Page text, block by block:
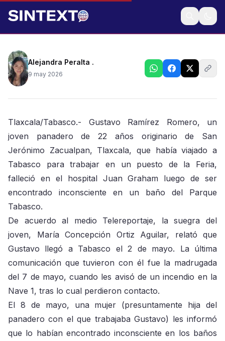
Familia busca esclarecer su muerte
Alejandra Peralta .
9 may 2026
Tlaxcala/Tabasco.- Gustavo Ramírez Romero, un
joven panadero de 22 años originario de San
Jerónimo Zacualpan, Tlaxcala, que había viajado a
Tabasco para trabajar en un puesto de la Feria,
falleció en el hospital Juan Graham luego de ser
encontrado inconsciente en un baño del Parque
Tabasco.
De acuerdo al medio Telereportaje, la suegra del
joven, María Concepción Ortiz Aguilar, relató que
Gustavo llegó a Tabasco el 2 de mayo. La última
comunicación que tuvieron con él fue la madrugada
del 7 de mayo, cuando les avisó de un incendio en la
Nave 1, tras lo cual perdieron contacto.
El 8 de mayo, una mujer (presuntamente hija del
panadero con el que trabajaba Gustavo) les informó
que lo habían encontrado inconsciente en los baños